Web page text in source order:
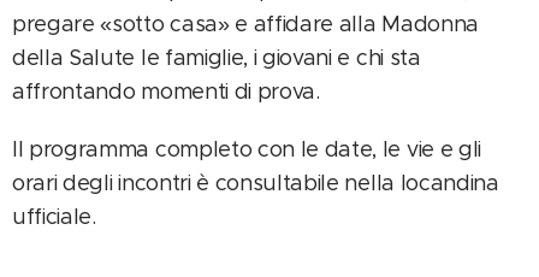
pregare «sotto casa» e affidare alla Madonna
della Salute le famiglie, i giovani e chi sta
affrontando momenti di prova.
Il programma completo con le date, le vie e gli
orari degli incontri è consultabile nella locandina
ufficiale.